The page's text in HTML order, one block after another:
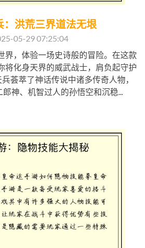
：洪荒三界道法无垠
05-29 07:25:04
界，体验一场史诗般的冒险。在这款
将化身天界的威武战士，肩负起守护
荟萃了神话传说中诸多传奇人物，
神、机智过人的孙悟空和沉稳...